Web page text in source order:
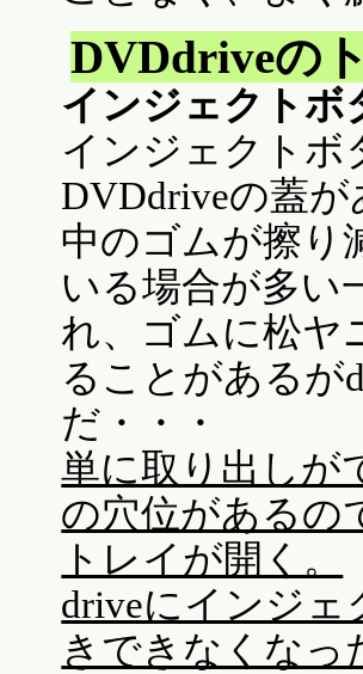
DVDdriveの
インジェクトボ
インジェクトボ
DVDdriveの蓋
中のゴムが擦り
いる場合が多い
れ、ゴムに松ヤ
ることがあるが
だ・・・
単に取り出しが
の穴位があるの
トレイが開く。
driveにインジ
きできなくなっ